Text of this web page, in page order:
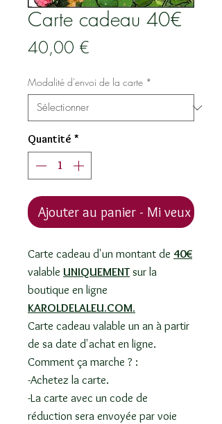
Carte cadeau 40€
40,00 €
Modalité d'envoi de la carte *
Quantité *
Ajouter au panier - Mi veux !
Carte cadeau d'un montant de 40€
valable UNIQUEMENT sur la
boutique en ligne
KAROLDELALEU.COM.
Carte cadeau valable un an à partir
de sa date d'achat en ligne.
Comment ça marche ? :
-Achetez la carte.
-La carte avec un code de
réduction sera envoyée par voie